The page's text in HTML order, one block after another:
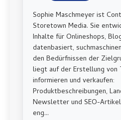
Sophie Maschmeyer ist
Storetown Media. Sie
Inhalte für Onlineshops,
datenbasiert,
den Bedürfnissen der
liegt auf der Erstellung von
informieren und verkaufen:
Produktbeschreibungen,
Newsletter und SEO-
eng...